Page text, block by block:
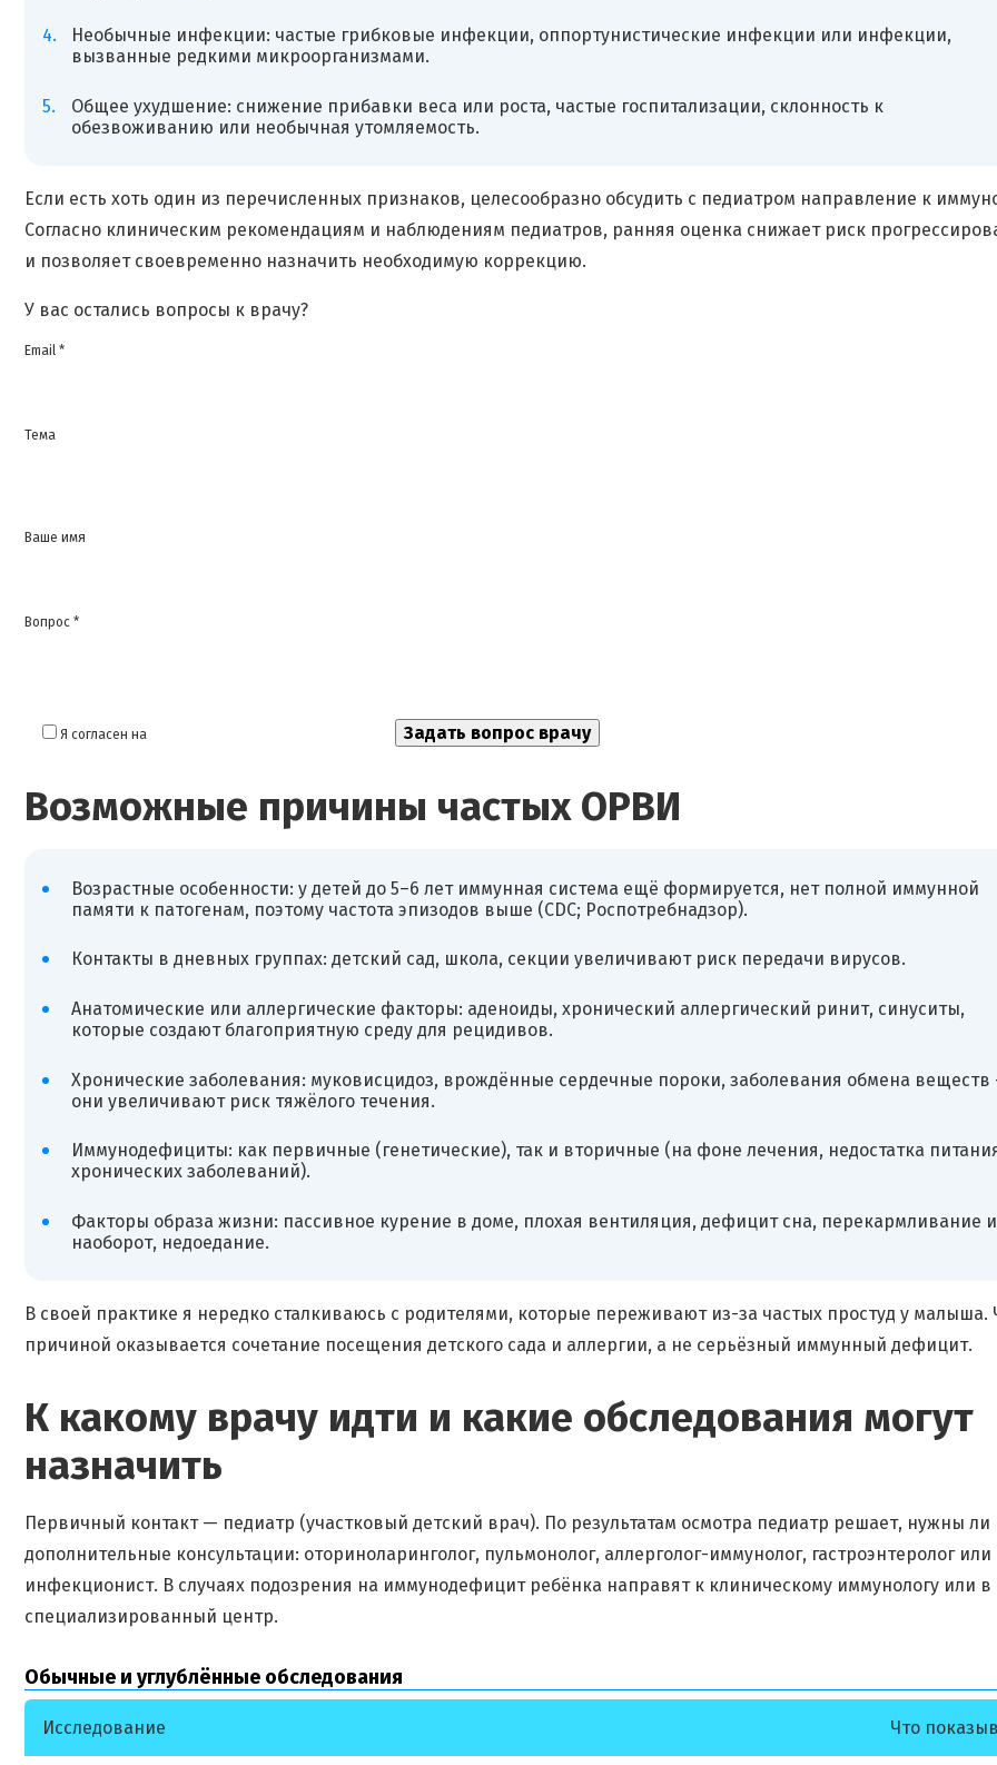
Необычные инфекции: частые грибковые инфекции, оппортунистические инфекции или инфекции,
вызванные редкими микроорганизмами.
Общее ухудшение: снижение прибавки веса или роста, частые госпитализации, склонность к
обезвоживанию или необычная утомляемость.
Если есть хоть один из перечисленных признаков, целесообразно обсудить с педиатром направление к
Согласно клиническим рекомендациям и наблюдениям педиатров, ранняя оценка снижает риск
и позволяет своевременно назначить необходимую коррекцию.
У вас остались вопросы к врачу?
Email *
Тема
Ваше имя
Вопрос *
Я согласен на
Возможные причины частых ОРВИ
Возрастные особенности: у детей до 5–6 лет иммунная система ещё формируется, нет полной иммунной
памяти к патогенам, поэтому частота эпизодов выше (CDC; Роспотребнадзор).
Контакты в дневных группах: детский сад, школа, секции увеличивают риск передачи вирусов.
Анатомические или аллергические факторы: аденоиды, хронический аллергический ринит, синуситы,
которые создают благоприятную среду для рецидивов.
Хронические заболевания: муковисцидоз, врождённые сердечные пороки, заболевания обмена
они увеличивают риск тяжёлого течения.
Иммунодефициты: как первичные (генетические), так и вторичные (на фоне лечения, недостатка
хронических заболеваний).
Факторы образа жизни: пассивное курение в доме, плохая вентиляция, дефицит сна, перекармливание
наоборот, недоедание.
В своей практике я нередко сталкиваюсь с родителями, которые переживают из-за частых простуд у малыша.
причиной оказывается сочетание посещения детского сада и аллергии, а не серьёзный иммунный дефицит.
К какому врачу идти и какие обследования могут
назначить
Первичный контакт — педиатр (участковый детский врач). По результатам осмотра педиатр решает, нужны ли
дополнительные консультации: оториноларинголог, пульмонолог, аллерголог-иммунолог, гастроэнтеролог или
инфекционист. В случаях подозрения на иммунодефицит ребёнка направят к клиническому иммунологу или в
специализированный центр.
Обычные и углублённые обследования
Исследование Что